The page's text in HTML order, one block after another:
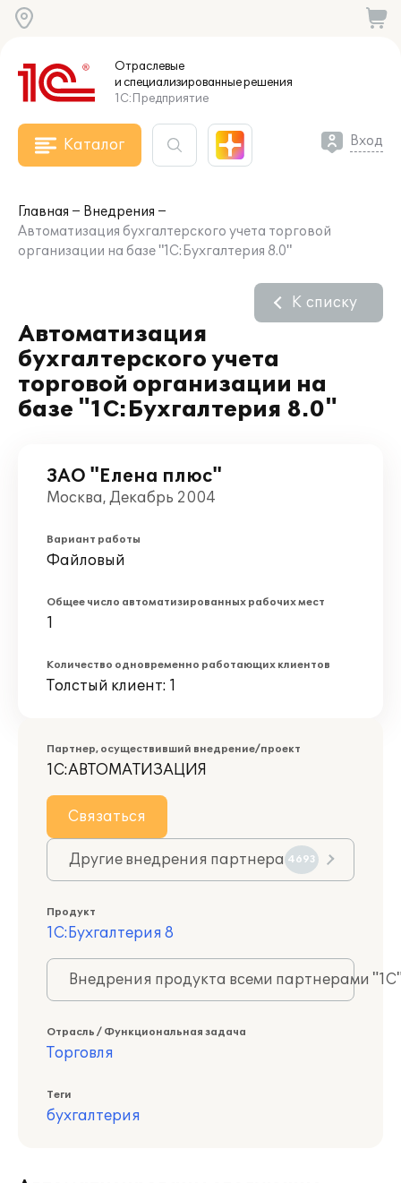
Отраслевые
и специализированныерешения
1С:Предприятие
Каталог Вход
Главная
Внедрения
Автоматизация бухгалтерского учета торговой
организации на базе "1С:Бухгалтерия 8.0"
Автоматизация
бухгалтерского учета
торговой организации на
базе "1С:Бухгалтерия 8.0"
К списку
ЗАО "Елена плюс"
Москва, Декабрь 2004
Вариант работы
Файловый
Общее число автоматизированных рабочих мест
1
Количество одновременно работающих клиентов
Толстый клиент: 1
Партнер, осуществивший внедрение/проект
1С:АВТОМАТИЗАЦИЯ
Связаться
Другие внедрения партнера 4693
Продукт
1С:Бухгалтерия 8
Внедрения продукта всеми партнерами
Отрасль / Функциональная задача
Торговля
Теги
бухгалтерия